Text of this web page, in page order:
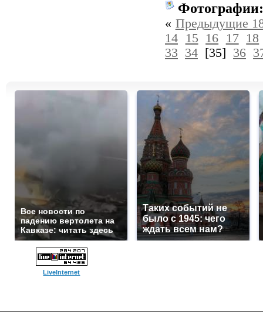
Фотографии:
« Предыдущие
14
15 16 17 18
33 34 [35] 36
Все новости по
падению вертолета на
Кавказе: читать здесь
Таких событий не
было с 1945: чего
ждать всем нам?
LiveInternet